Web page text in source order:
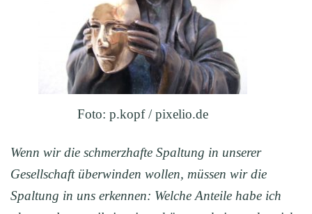
Foto: p.kopf / pixelio.de
Wenn wir die schmerzhafte Spaltung in unserer
Gesellschaft überwinden wollen, müssen wir die
Spaltung in uns erkennen: Welche Anteile habe ich